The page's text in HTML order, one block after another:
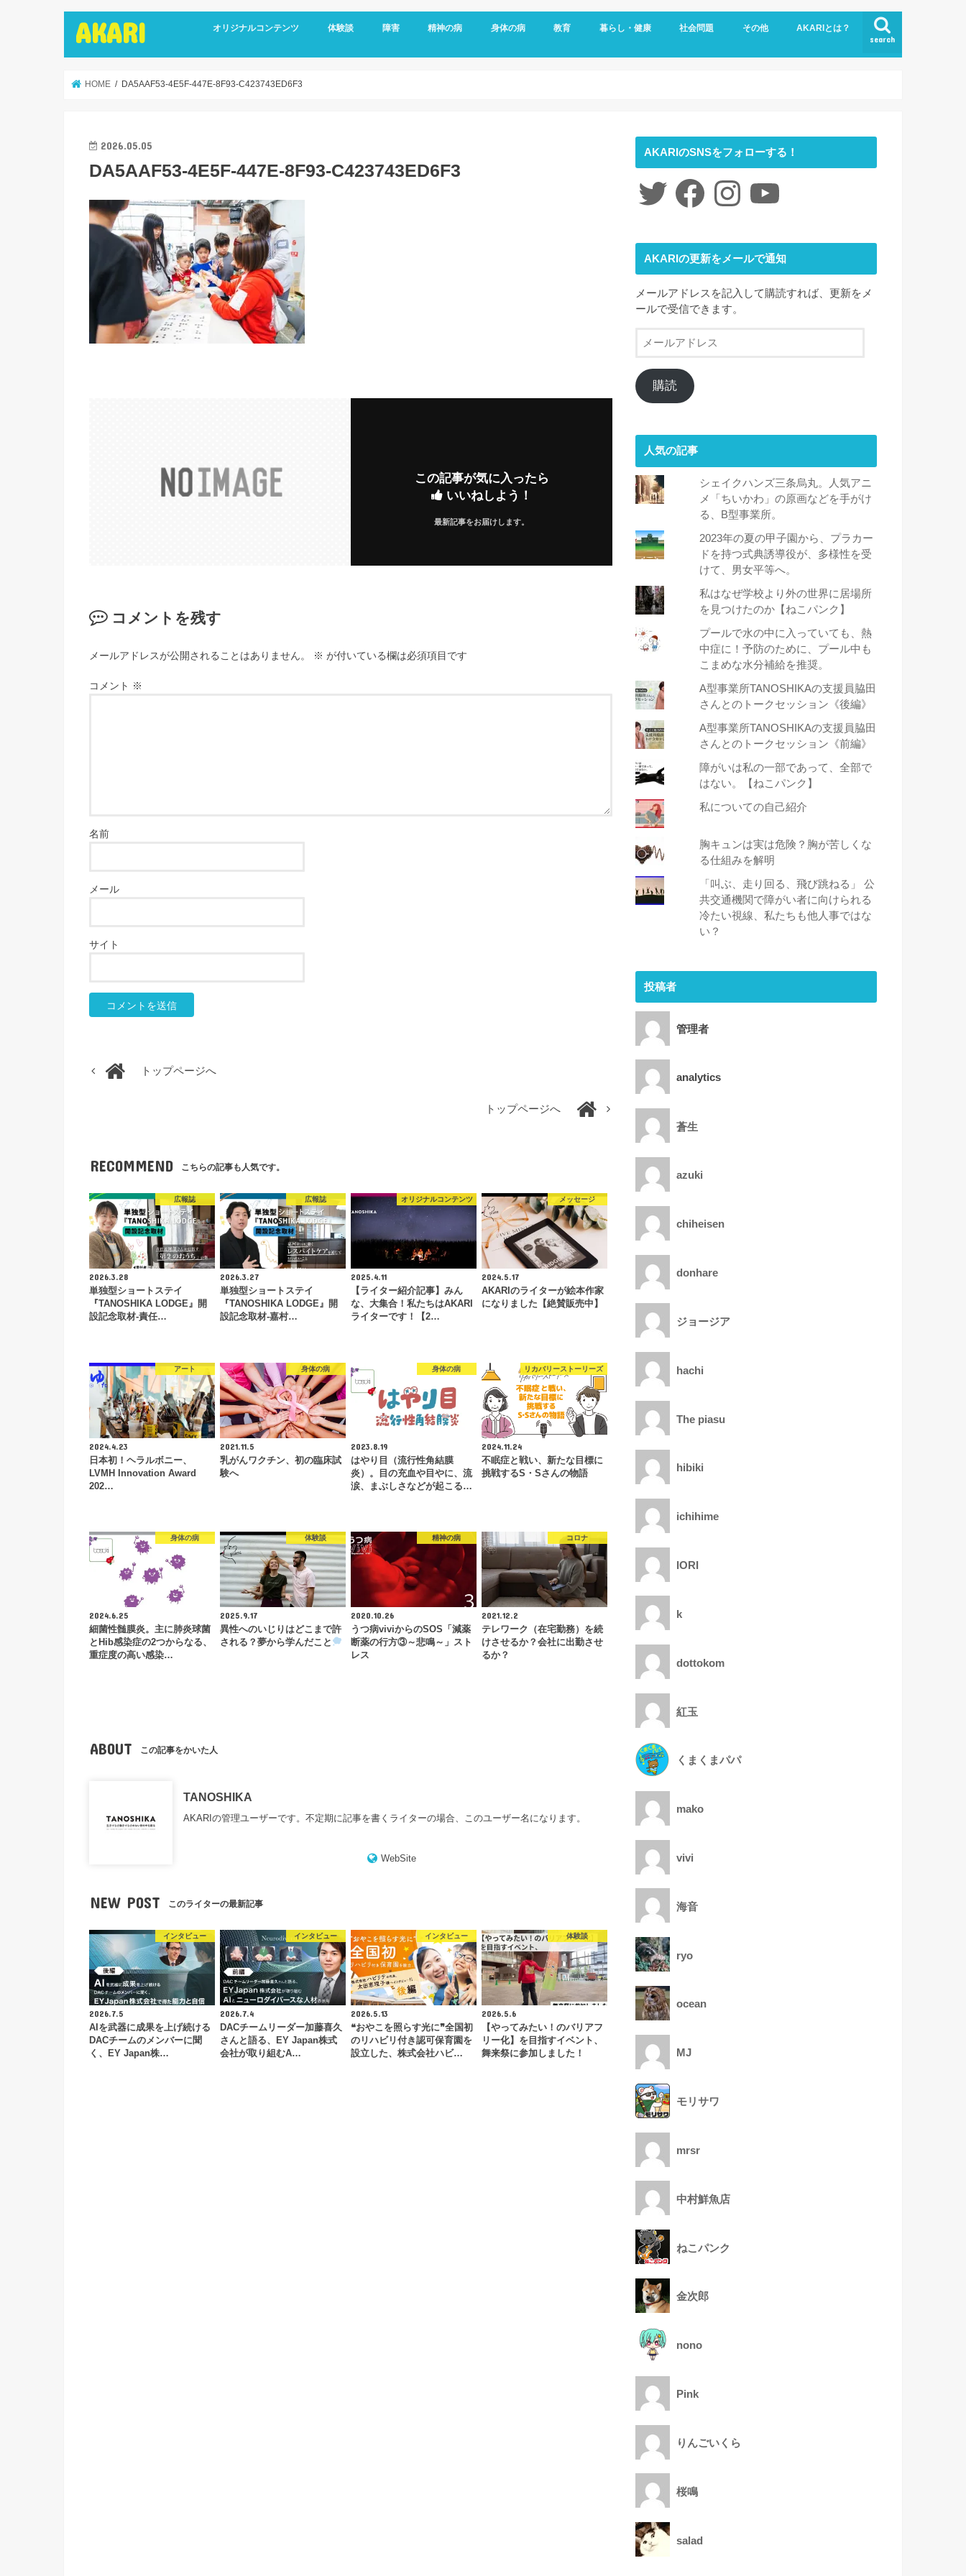
AKARI search
オリジナルコンテンツ
インタビュー
ライターズインタビュー
リカバリーストーリーズ
広報誌
体験談
メッセージ
障害
視覚障害
聴覚障害
発達障害
知的障害
障害年金
障害者雇用
精神の病
うつ病
双極性障害
統合失調症
パニック障害
不安神経症
依存症
適応障害
身体の病
アレルギー
頭痛
ダウン症
がん
リウマチ
更年期障害
内臓の病気
整形外科の病気
脳・心臓の病気
糖尿病
その他の身体の病
教育
子育て
暮らし・健康
予防
女性特有の悩み
睡眠
社会問題
社会福祉
LGBTQ
コロナ
ジェンダー
ニュース
介護
時事ネタ
災害
社会学
その他
アート
ファッション
夢
心理学
書評
AKARIとは？
お問い合わせ
サイトマップ
会社概要
HOME DA5AAF53-4E5F-447E-8F93-C423743ED6F3
2026.05.05
DA5AAF53-4E5F-447E-8F93-C423743ED6F3
この記事が気に入ったら
いいねしよう！
最新記事をお届けします。
コメントを残す
メールアドレスが公開されることはありません。 ※ が付いている欄は必須項目です
コメント ※
名前
メール
サイト
トップページへ
トップページへ
RECOMMEND こちらの記事も人気です。
広報誌
2026.3.28
単独型ショートステイ
『TANOSHIKA LODGE』開
設記念取材-責任…
広報誌
2026.3.27
単独型ショートステイ
『TANOSHIKA LODGE』開
設記念取材-嘉村…
オリジナルコンテンツ
2025.4.11
【ライター紹介記事】みん
な、大集合！私たちはAKARI
ライターです！【2…
メッセージ
2024.5.17
AKARIのライターが絵本作家
になりました【絶賛販売中】
アート
2024.4.23
日本初！ヘラルボニー、
LVMH Innovation Award
202…
身体の病
2021.11.5
乳がんワクチン、初の臨床試
験へ
身体の病
2023.8.19
はやり目（流行性角結膜
炎）。目の充血や目やに、流
涙、まぶしさなどが起こる…
リカバリーストーリーズ
2024.11.24
不眠症と戦い、新たな目標に
挑戦するS・Sさんの物語
身体の病
2024.6.25
細菌性髄膜炎。主に肺炎球菌
とHib感染症の2つからなる、
重症度の高い感染…
体験談
2025.9.17
異性へのいじりはどこまで許
される？夢から学んだこと
精神の病
2020.10.26
うつ病viviからのSOS「減薬
断薬の行方③～悲鳴～」スト
レス
コロナ
2021.12.2
テレワーク（在宅勤務）を続
けさせるか？会社に出勤させ
るか？
ABOUT この記事をかいた人
TANOSHIKA
AKARIの管理ユーザーです。不定期に記事を書くライターの場合、このユーザー名になります。
WebSite
NEW POST このライターの最新記事
インタビュー
2026.7.5
AIを武器に成果を上げ続ける
DACチームのメンバーに聞
く、EY Japan株…
インタビュー
2026.7.4
DACチームリーダー加藤喜久
さんと語る、EY Japan株式
会社が取り組むA…
インタビュー
2026.5.13
❝おやこを照らす光に❞全国初
のリハビリ付き認可保育園を
設立した、株式会社ハビ…
体験談
2026.5.6
【やってみたい！のバリアフ
リー化】を目指すイベント、
舞来祭に参加しました！
AKARIのSNSをフォローする！
Twitter FacebookInstagramYouTube
AKARIの更新をメールで通知
メールアドレスを記入して購読すれば、更新をメ
ールで受信できます。
ー
ア
ド
購読
人気の記事
シェイクハンズ三条烏丸。人気アニ
メ「ちいかわ」の原画などを手がけ
る、B型事業所。
2023年の夏の甲子園から、プラカー
ドを持つ式典誘導役が、多様性を受
けて、男女平等へ。
私はなぜ学校より外の世界に居場所
を見つけたのか【ねこパンク】
プールで水の中に入っていても、熱
中症に！予防のために、プール中も
こまめな水分補給を推奨。
A型事業所TANOSHIKAの支援員脇田
さんとのトークセッション《後編》
A型事業所TANOSHIKAの支援員脇田
さんとのトークセッション《前編》
障がいは私の一部であって、全部で
はない。【ねこパンク】
私についての自己紹介
胸キュンは実は危険？胸が苦しくな
る仕組みを解明
「叫ぶ、走り回る、飛び跳ねる」 公
共交通機関で障がい者に向けられる
冷たい視線、私たちも他人事ではな
い？
投稿者
管理者
analytics
蒼生
azuki
chiheisen
donhare
ジョージア
hachi
The piasu
hibiki
ichihime
IORI
k
dottokom
紅玉
くまくまパパ
mako
vivi
海音
ryo
ocean
MJ
モリサワ
mrsr
中村鮮魚店
ねこパンク
金次郎
nono
Pink
りんごいくら
桜鳴
salad